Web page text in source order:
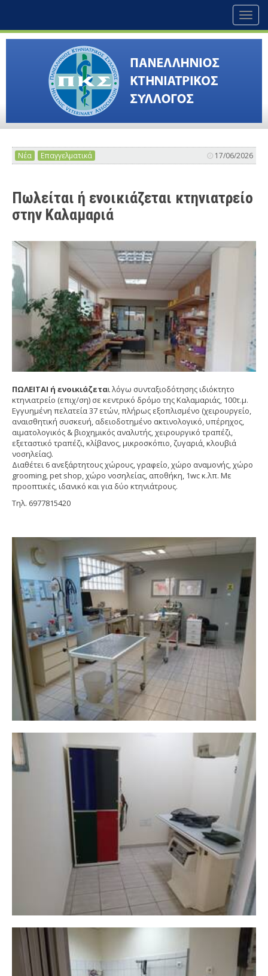
Νέα Επαγγελματικά 17/06/2026
Πωλείται ή ενοικιάζεται κτηνιατρείο
στην Καλαμαριά
ΠΩΛΕΙΤΑΙ ή ενοικιάζεται λόγω συνταξιοδότησης ιδιόκτητο
κτηνιατρείο (επιχ/ση) σε κεντρικό δρόμο της Καλαμαριάς, 100τ.μ.
Εγγυημένη πελατεία 37 ετών, πλήρως εξοπλισμένο (χειρουργείο,
αναισθητική συσκευή, αδειοδοτημένο ακτινολογικό, υπέρηχος,
αιματολογικός & βιοχημικός αναλυτής, χειρουργικό τραπέζι,
εξεταστικό τραπέζι, κλίβανος, μικροσκόπιο, ζυγαριά, κλουβιά
νοσηλείας).
Διαθέτει 6 ανεξάρτητους χώρους, γραφείο, χώρο αναμονής, χώρο
grooming, pet shop, χώρο νοσηλείας, αποθήκη, 1wc κ.λπ. Με
προοπτικές, ιδανικό και για δύο κτηνιάτρους.
Τηλ. 6977815420